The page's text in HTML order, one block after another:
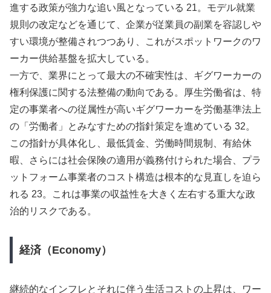
進する政策が強力な追い風となっている 21。モデル就業
規則の改定などを通じて、企業が従業員の副業を容認しや
すい環境が整備されつつあり、これがスポットワークのワ
ーカー供給基盤を拡大している。
一方で、業界にとって最大の不確実性は、ギグワーカーの
権利保護に関する法整備の動向である。厚生労働省は、特
定の事業者への従属性が高いギグワーカーを労働基準法上
の「労働者」とみなすための指針策定を進めている 32。
この指針が具体化し、最低賃金、労働時間規制、有給休
暇、さらには社会保険の適用が義務付けられた場合、プラ
ットフォーム事業者のコスト構造は根本的な見直しを迫ら
れる 23。これは事業の収益性を大きく左右する重大な政
治的リスクである。
経済（Economy）
継続的なインフレとそれに伴う生活コストの上昇は、ワー